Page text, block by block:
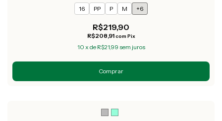
16 PP P M +6
R$219,90
R$208,91com Pix
10 x de R$21,99 sem juros
Comprar